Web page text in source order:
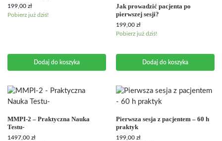
199,00 zł
Pobierz już dziś!
Dodaj do koszyka
Jak prowadzić pacjenta po
pierwszej sesji?
199,00 zł
Pobierz już dziś!
Dodaj do koszyka
MMPI-2 – Praktyczna Nauka
Testu-
1497,00 zł
Pierwsza sesja z pacjentem – 60 h
praktyk
199,00 zł